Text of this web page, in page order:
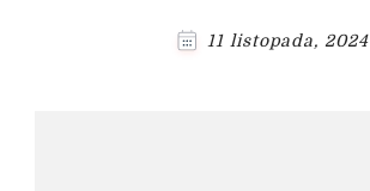
11 listopada, 2024